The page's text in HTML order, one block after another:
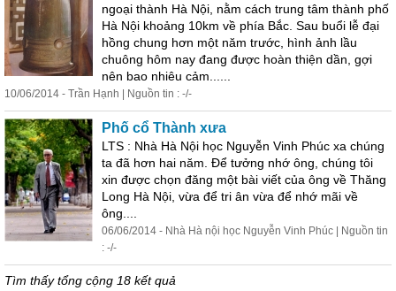
ngoại thành Hà Nội, nằm cách trung tâm thành phố
Hà Nội khoảng 10km về phía Bắc. Sau buổi lễ đại
hồng chung hơn một năm trước, hình ảnh lầu
chuông hôm nay đang được hoàn thiện dần, gợi
nên bao nhiêu cảm......
10/06/2014 - Trần Hạnh | Nguồn tin : -/-
Phố cổ Thành xưa
LTS : Nhà Hà Nội học Nguyễn Vinh Phúc xa chúng
ta đã hơn hai năm. Để tưởng nhớ ông, chúng tôi
xin được chọn đăng một bài viết của ông về Thăng
Long Hà Nội, vừa để tri ân vừa để nhớ mãi về
ông....
06/06/2014 - Nhà Hà nội học Nguyễn Vinh Phúc | Nguồn tin
: -/-
Tìm thấy tổng cộng 18 kết quả